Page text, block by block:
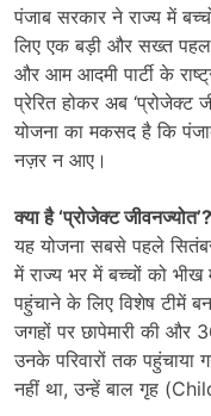
पंजाब सरकार ने राज्य में
लिए एक बड़ी और सख्त
और आम आदमी पार्टी के
प्रेरित होकर अब
योजना का मकसद है कि
नज़र न आए।
क्या है ‘प्रोजेक्ट जीवनज्योत’?
यह योजना सबसे पहले
में राज्य भर में बच्चों को
पहुंचाने के लिए विशेष टीमें
जगहों पर छापेमारी की और
उनके परिवारों तक पहुंचाया
नहीं था, उन्हें बाल गृह